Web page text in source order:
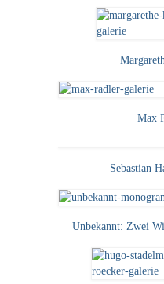
Themenflyer
Themenflyer:
Themenflyer:
Weitere
Max
Sebastian
Unbekannt: Zwei